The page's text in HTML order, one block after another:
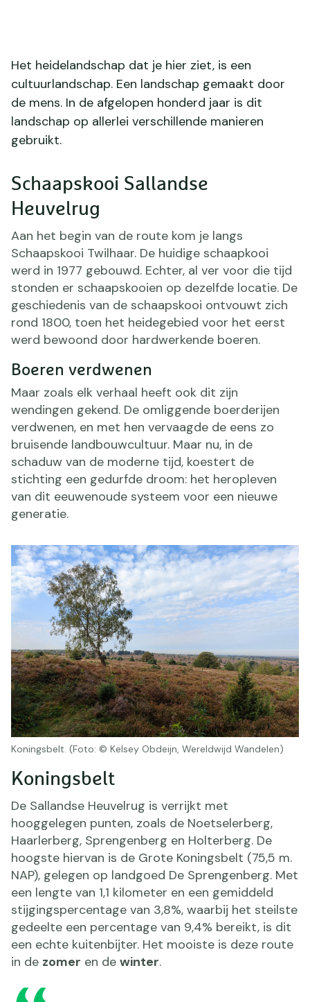
Het heidelandschap dat je hier ziet, is een
cultuurlandschap. Een landschap gemaakt door
de mens. In de afgelopen honderd jaar is dit
landschap op allerlei verschillende manieren
gebruikt.
Schaapskooi Sallandse
Heuvelrug
Aan het begin van de route kom je langs
Schaapskooi Twilhaar. De huidige schaapkooi
werd in 1977 gebouwd. Echter, al ver voor die tijd
stonden er schaapskooien op dezelfde locatie. De
geschiedenis van de schaapskooi ontvouwt zich
rond 1800, toen het heidegebied voor het eerst
werd bewoond door hardwerkende boeren.
Boeren verdwenen
Maar zoals elk verhaal heeft ook dit zijn
wendingen gekend. De omliggende boerderijen
verdwenen, en met hen vervaagde de eens zo
bruisende landbouwcultuur. Maar nu, in de
schaduw van de moderne tijd, koestert de
stichting een gedurfde droom: het heropleven
van dit eeuwenoude systeem voor een nieuwe
generatie.
Koningsbelt
De Sallandse Heuvelrug is verrijkt met
hooggelegen punten, zoals de Noetselerberg,
Haarlerberg, Sprengenberg en Holterberg. De
hoogste hiervan is de Grote Koningsbelt (75,5 m.
NAP), gelegen op landgoed De Sprengenberg. Met
een lengte van 1,1 kilometer en een gemiddeld
stijgingspercentage van 3,8%, waarbij het steilste
gedeelte een percentage van 9,4% bereikt, is dit
een echte kuitenbijter. Het mooiste is deze route
in de zomer en de winter.
Koningsbelt. (Foto: © Kelsey Obdeijn, Wereldwijd Wandelen)